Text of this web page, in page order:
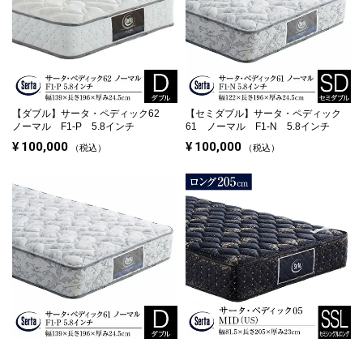
【ダブル】 サータ・ペディック62
ノーマル F1-P 5.8インチ
¥ 100,000 税込
【セミダブル】 サータ・ペディック
61 ノーマル F1-N 5.8インチ
¥ 100,000 税込